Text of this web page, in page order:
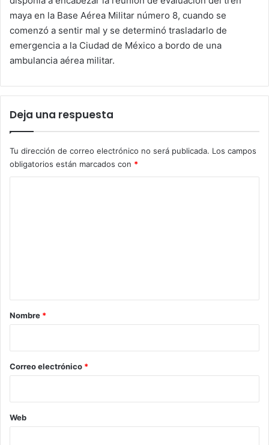
maya en la Base Aérea Militar número 8, cuando se
comenzó a sentir mal y se determinó trasladarlo de
emergencia a la Ciudad de México a bordo de una
ambulancia aérea militar.
Deja una respuesta
Tu dirección de correo electrónico no será publicada. Los campos
obligatorios están marcados con *
r
*
Nombre *
Correo electrónico *
Web